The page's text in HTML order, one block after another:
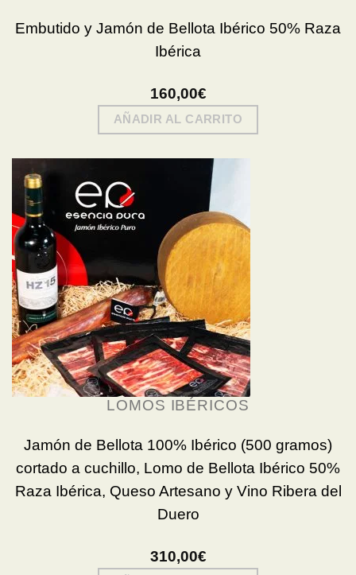
Embutido y Jamón de Bellota Ibérico 50% Raza
Ibérica
160,00€
AÑADIR AL CARRITO
LOMOS IBÉRICOS
Jamón de Bellota 100% Ibérico (500 gramos)
cortado a cuchillo, Lomo de Bellota Ibérico 50%
Raza Ibérica, Queso Artesano y Vino Ribera del
Duero
310,00€